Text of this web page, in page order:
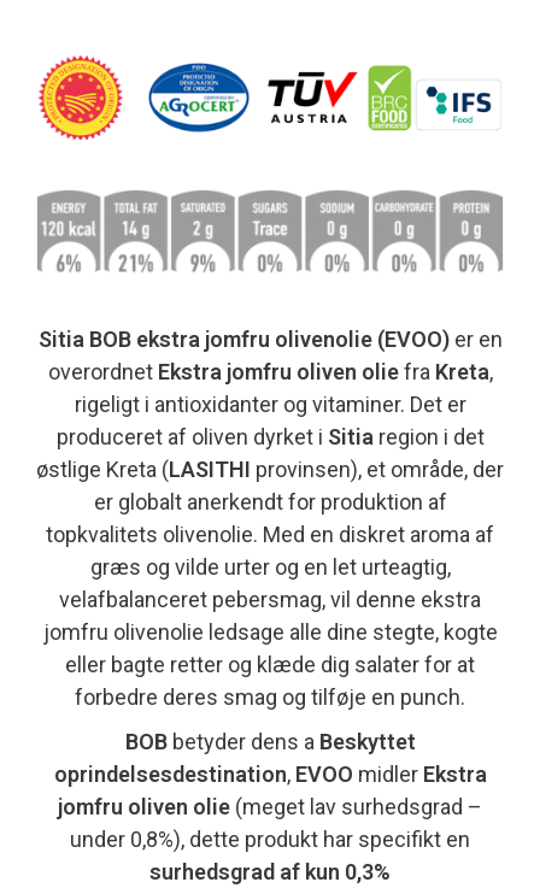
Sitia BOB ekstra jomfru olivenolie (EVOO)er en
overordnet Ekstra jomfru oliven oliefra Kreta,
rigeligt i antioxidanter og vitaminer. Det er
produceret af oliven dyrket i Sitiaregion i det
østlige Kreta (LASITHI provinsen), et område, der
er globalt anerkendt for produktion af
topkvalitets olivenolie. Med en diskret aroma af
græs og vilde urter og en let urteagtig,
velafbalanceret pebersmag, vil denne ekstra
jomfru olivenolie ledsage alle dine stegte, kogte
eller bagte retter og klæde dig salater for at
forbedre deres smag og tilføje en punch.
BOBbetyder dens a Beskyttet
oprindelsesdestination, EVOO midler Ekstra
jomfru oliven olie (meget lav surhedsgrad –
under 0,8%), dette produkt har specifikt en
surhedsgrad af kun 0,3%